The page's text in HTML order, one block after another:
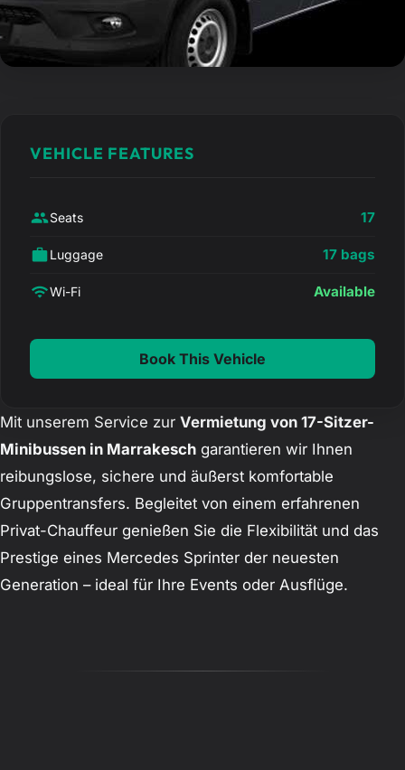
VEHICLE FEATURES
Seats 17
Luggage 17 bags
Wi-Fi Available
Book This Vehicle
Mit unserem Service zur Vermietung von 17-Sitzer-
Minibussen in Marrakesch garantieren wir Ihnen
reibungslose, sichere und äußerst komfortable
Gruppentransfers. Begleitet von einem erfahrenen
Privat-Chauffeur genießen Sie die Flexibilität und das
Prestige eines Mercedes Sprinter der neuesten
Generation – ideal für Ihre Events oder Ausflüge.